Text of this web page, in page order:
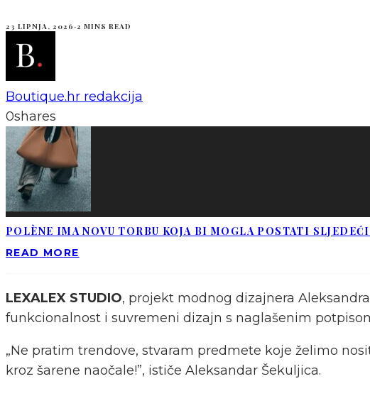
23 LIPNJA, 2026 ·2 MINS READ
Boutique.hr redakcija
0shares
POLÈNE IMA NOVU TORBU KOJA BI MOGLA POSTATI
READ MORE
LEXALEX STUDIO, projekt modnog dizajnera
funkcionalnost i suvremeni dizajn s naglašenim
„Ne pratim trendove, stvaram predmete koje želimo
kroz šarene naočale!”, ističe Aleksandar Šekuljica.